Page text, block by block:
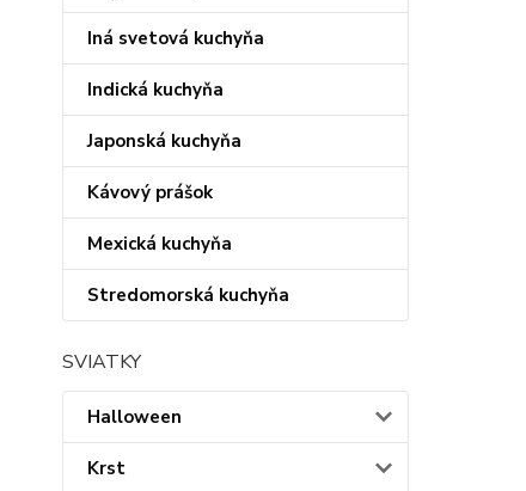
Iná svetová kuchyňa
Indická kuchyňa
Japonská kuchyňa
Kávový prášok
Mexická kuchyňa
Stredomorská kuchyňa
SVIATKY
Halloween
Krst